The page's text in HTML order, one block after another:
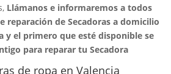
Llámanos e informaremos a todos
reparación de Secadoras a domicilio
y el primero que esté disponible se
para reparar tu Secadora
de ropa en Valencia